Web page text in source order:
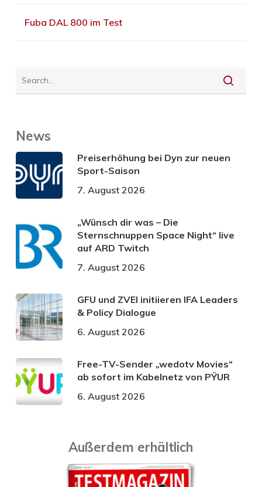
Fuba DAL 800 im Test
News
Preiserhöhung bei Dyn zur neuen
Sport-Saison
7. August 2026
„Wünsch dir was – Die
Sternschnuppen Space Night“ live
auf ARD Twitch
7. August 2026
GFU und ZVEI initiieren IFA Leaders
& Policy Dialogue
6. August 2026
Free-TV-Sender „wedotv Movies“
ab sofort im Kabelnetz von PŸUR
6. August 2026
Außerdem erhältlich